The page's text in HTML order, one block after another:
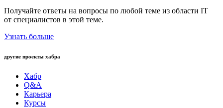
Получайте ответы на вопросы по любой теме из области IT
от специалистов в этой теме.
Узнать больше
другие проекты хабра
Хабр
Q&A
Карьера
Курсы